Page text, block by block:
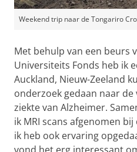
Weekend trip naar de Tongariro
Met behulp van een beurs
Universiteits Fonds heb ik
Auckland, Nieuw-Zeeland
onderzoek gedaan naar
ziekte van Alzheimer.
ik MRI scans afgenomen
ik heb ook ervaring